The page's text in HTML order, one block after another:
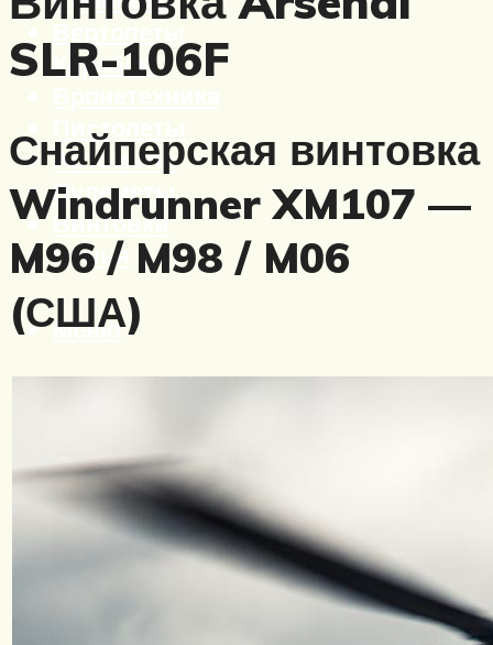
Корабли
Пистолеты
Автоматы
Пулеметы
Винтовки
Ружья
Меню
SLR-106F
Снайперская винтовка
Windrunner XM107 —
M96 / M98 / M06
(США)